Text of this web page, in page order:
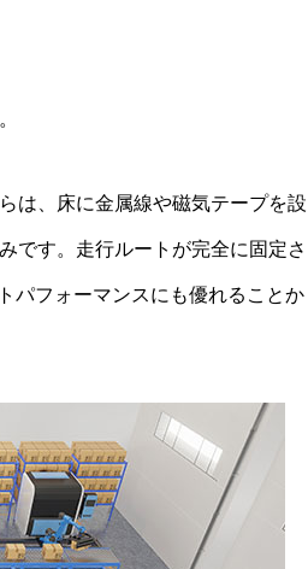
は、床に金属線や磁気テープを設
です。走行ルートが完全に固定さ
パフォーマンスにも優れることか